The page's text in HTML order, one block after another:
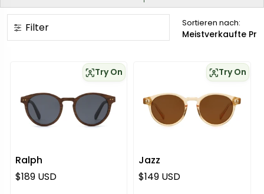
Sortieren nach:
Filter
Ralph
Try On
Regulärer Preis
$189 USD
Jazz
Try On
Regulärer Preis
$149 USD